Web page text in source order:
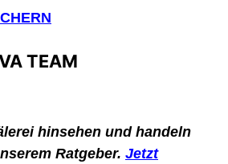
TEAM
hinsehen und handeln
Ratgeber. Jetzt